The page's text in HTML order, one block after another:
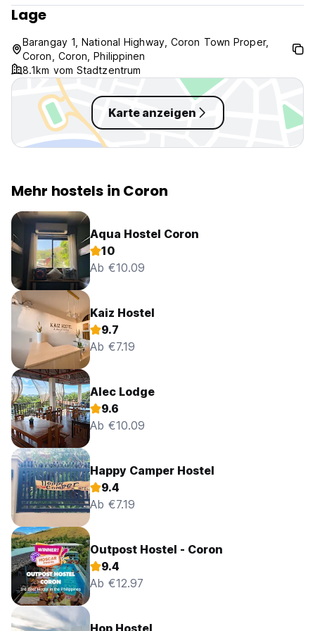
Lage
Barangay 1, National Highway, Coron Town Proper,
Coron, Coron, Philippinen
8.1km vom Stadtzentrum
Karte anzeigen
Mehr hostels in Coron
Aqua Hostel Coron
10
Ab €10.09
Kaiz Hostel
9.7
Ab €7.19
Alec Lodge
9.6
Ab €10.09
Happy Camper Hostel
9.4
Ab €7.19
Outpost Hostel - Coron
9.4
Ab €12.97
Hop Hostel